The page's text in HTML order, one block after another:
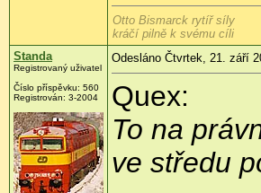
Otto Bismarck rytíř síly
kráčí pilně k svému cíli
Standa
Registrovaný uživatel
Číslo příspěvku: 560
Registrován: 3-2004
Odesláno Čtvrtek, 21. září
Quex:
To na
ve středu